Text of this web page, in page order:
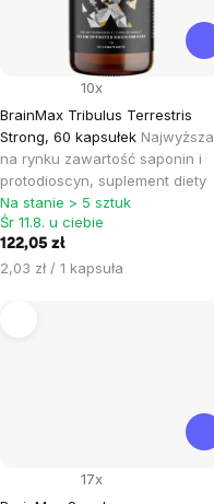
BrainMax Tribulus Terrestris
Strong, 60 kapsułek Najwyższa
na rynku zawartość saponin i
protodioscyn, suplement diety
10x
Na stanie > 5 sztuk
Śr 11.8. u ciebie
122,05 zł
Cena
2,03 zł / 1 kapsuła
17x